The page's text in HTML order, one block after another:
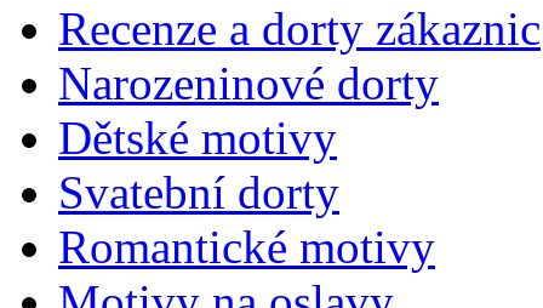
Recenze a dorty zákaznic
Narozeninové dorty
Dětské motivy
Svatební dorty
Romantické motivy